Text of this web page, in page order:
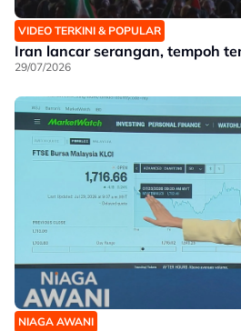
VIDEO TERKINI & POPULAR
Iran lancar serangan, tempoh
29/07/2026
NIAGA AWANI